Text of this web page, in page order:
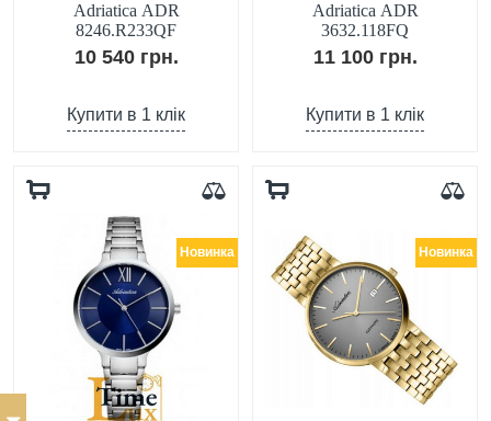
Adriatica ADR
8246.R233QF
10 540 грн.
Купити в 1 клік
Adriatica ADR
3632.118FQ
11 100 грн.
Купити в 1 клік
Новинка Новинка